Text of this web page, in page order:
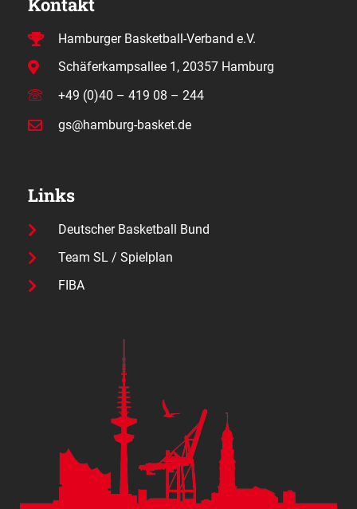
Hamburger Basketball-Verband e.V.
Schäferkampsallee 1, 20357 Hamburg
+49 (0)40 – 419 08 – 244
gs@hamburg-basket.de
Links
Deutscher Basketball Bund
Team SL / Spielplan
FIBA